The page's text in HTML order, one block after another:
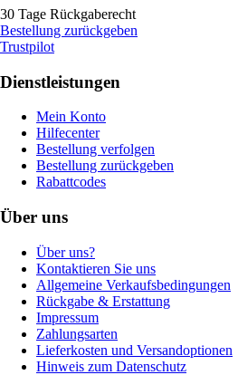
30 Tage Rückgaberecht
Bestellung zurückgeben
Trustpilot
Dienstleistungen
Mein Konto
Hilfecenter
Bestellung verfolgen
Bestellung zurückgeben
Rabattcodes
Über uns
Über uns?
Kontaktieren Sie uns
Allgemeine Verkaufsbedingungen
Rückgabe & Erstattung
Impressum
Zahlungsarten
Lieferkosten und Versandoptionen
Hinweis zum Datenschutz